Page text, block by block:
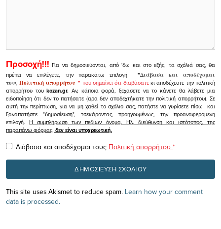
Προσοχή!!! Για να δημοσιεύονται, από 'δω και στο εξής, τα σχόλιά σας, θα
πρέπει να επιλέγετε, την παρακάτω επιλογή
"Διάβασα και αποδέχομαι
τουςΠολιτική απορρήτου" που σημαίνει ότι διαβάσατεκι αποδέχεστε την πολιτική
απορρήτου τουkozan.gr. Αν, κάποια φορά, ξεχάσετε να το κάνετε θα λάβετε μια
ειδοποίηση ότι δεν το πατήσατε (αρα δεν αποδεχτήκατε την πολιτική απορρήτου). Σε
αυτή την περίπτωση, για να μη χαθεί το σχόλιο σας, πατήστε να γυρίσετε πίσω και
ξαναπατήστε "δημοσίευση", τσεκάροντας, προηγουμένως, την προαναφερόμενη
επιλογή.Η συμπλήρωση των πεδίων όνομα, Ηλ. διεύθυνση και ιστότοπος, της
παραπάνω φόρμας, δεν είναι υποχρεωτική.
Διάβασα και αποδέχομαι τους Πολιτική απορρήτου *
This site uses Akismet to reduce spam. Learn how your comment
data is processed.